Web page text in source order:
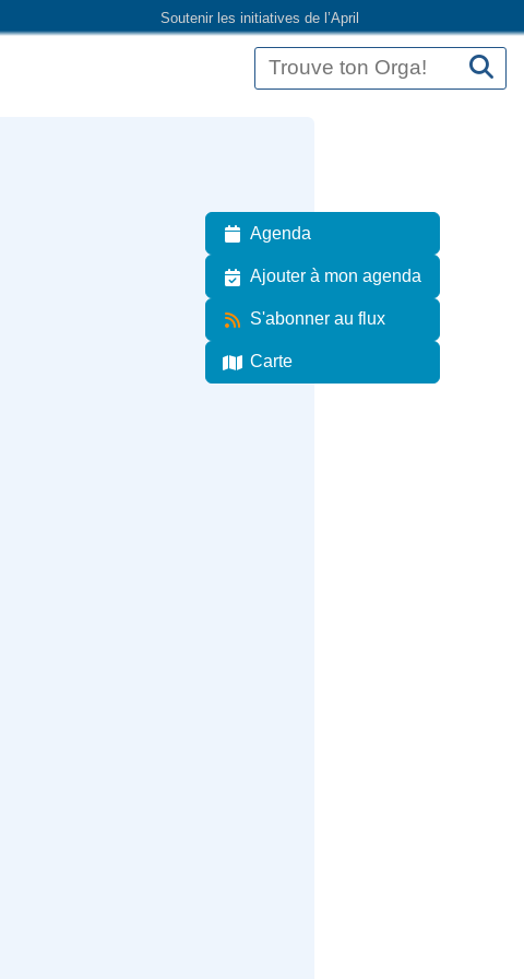
Soutenir les initiatives de l’April
Agenda
Ajouter à mon agenda
S'abonner au flux
Carte